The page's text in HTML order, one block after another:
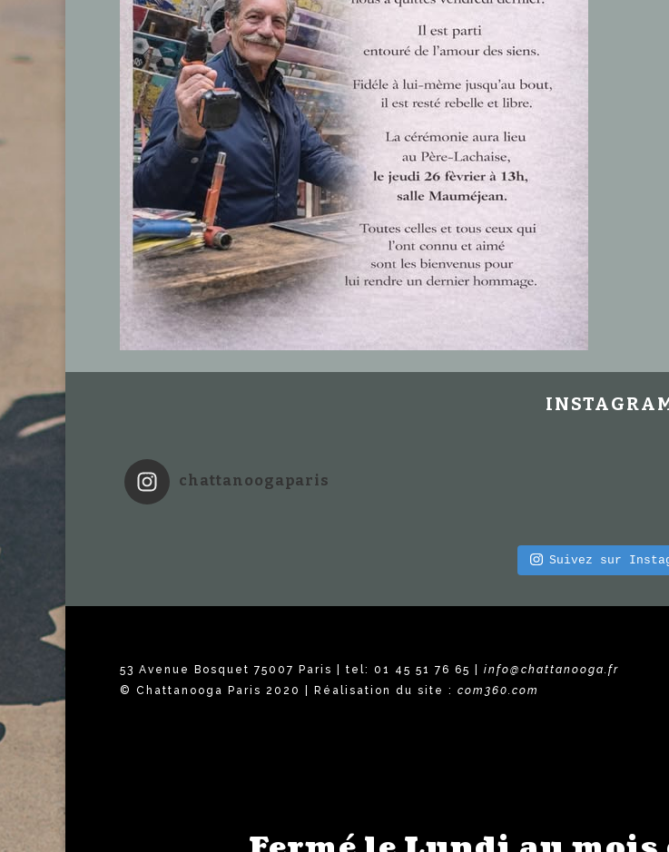
chattanoogaparis
Suivez sur
53 Avenue Bosquet 75007 Paris | tel: 01 45 51 76 65 | info@chattanooga.fr
© Chattanooga Paris 2020 | Réalisation du site : com360.com